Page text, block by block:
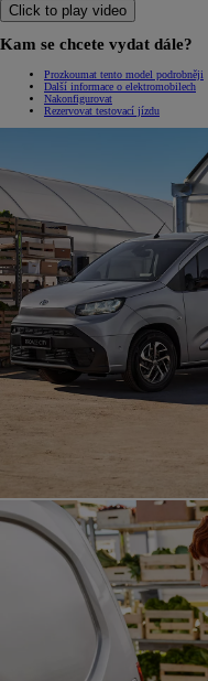
Click to play video
Kam se chcete vydat dále?
Prozkoumat tento model podrobněji
Další informace o elektromobilech
Nakonfigurovat
Rezervovat testovací jízdu